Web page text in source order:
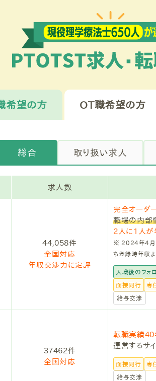
希望の方 OT職希望の方
総合 取り扱い求人
求人数
44,058件
全国対応
年収交渉力に定評
完全オーダ
職場の内部
2人に1人が
※ 2024年4月
ち登録時年収
入職後のフォ
面接同行 専
給与交渉
37462件
全国対応
転職実績40
運営するサイ
面接同行 専
給与交渉